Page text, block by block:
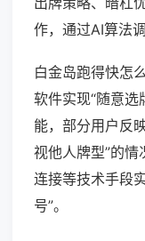
作，通过AI算法
白金岛跑得快怎
软件实现“随意选
能，部分用户反
视他人牌型”的
连接等技术手段
号”。